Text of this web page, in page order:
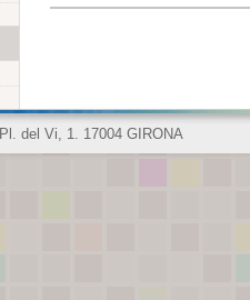
Pl. del Vi, 1. 17004 GIRONA